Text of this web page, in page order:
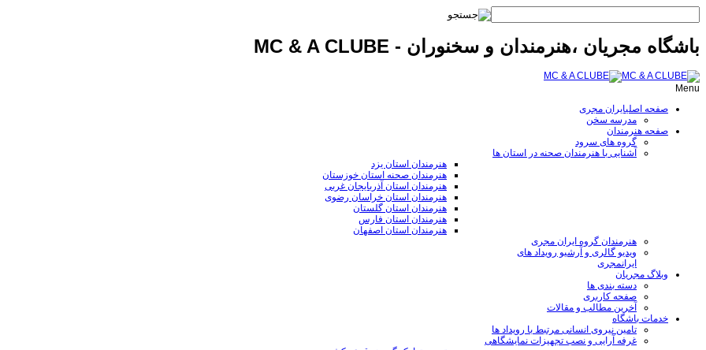
باشگاه مجریان ،هنرمندان و سخنوران - MC & A CLUBE
Menu
صفحه اصلیایران مجری
مدرسه سخن
صفحه هنرمندان
گروه های سرود
آشنایی با هنرمندان صحنه در استان ها
هنرمندان استان یزد
هنرمندان صحنه استان خوزستان
هنرمندان استان آذربایجان غربی
هنرمندان استان خراسان رضوی
هنرمندان استان گلستان
هنرمندان استان فارس
هنرمندان استان اصفهان
هنرمندان گروه ایران مجری
ویدیو گالری و آرشیو رویداد های
ایرانمجری
وبلاگ مجریان
دسته بندی ها
صفحه کاربری
آخرین مطالب و مقالات
خدمات باشگاه
تامین نیروی انسانی مرتبط با رویداد ها
غرفه آرایی و نصب تجهیزات نمایشگاهی